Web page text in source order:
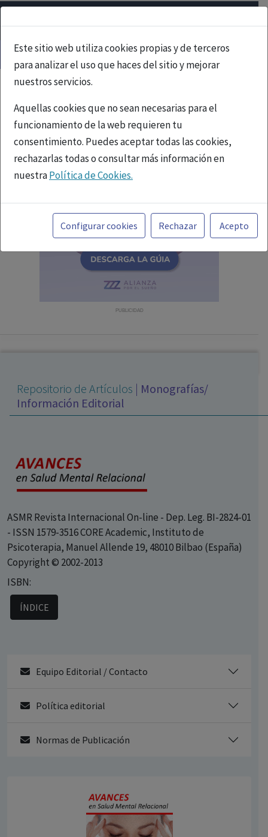
Este sitio web utiliza cookies propias y de terceros
para analizar el uso que haces del sitio y mejorar
nuestros servicios.
Aquellas cookies que no sean necesarias para el
funcionamiento de la web requieren tu
consentimiento. Puedes aceptar todas las cookies,
rechazarlas todas o consultar más información en
nuestraPolítica de Cookies.
Toda la información incluida en la Página Web está
referida a productos del mercado español y, por
tanto, dirigida a profesionales sanitarios legalmente
facultados para prescribir o dispensar medicamentos
con ejercicio profesional. La información técnica de los
fármacos se facilita a título meramente informativo,
Configurar cookies Rechazar Acepto
PUBLICIDAD
Repositorio de Artículos | Monografías/
Información Editorial
ASMR Revista Internacional On-line - Dep. Leg. BI-2824-01
- ISSN 1579-3516 CORE Academic, Instituto de
Psicoterapia, Manuel Allende 19, 48010 Bilbao (España)
Copyright © 2002-2013
ISBN:
ÍNDICE
Equipo Editorial / Contacto
Política editorial
Normas de Publicación